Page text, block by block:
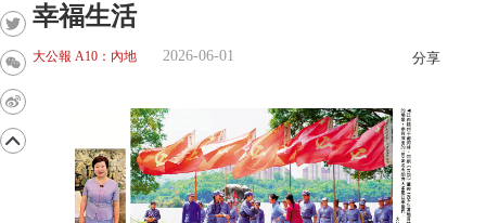
幸福生活
大公報 A10：內地 2026-06-01 分享